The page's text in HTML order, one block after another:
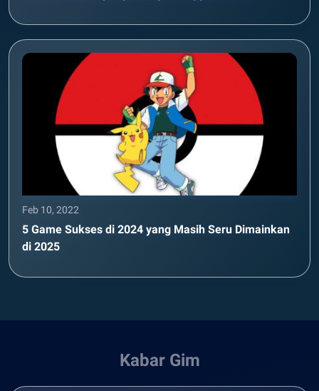
Feb 10, 2022
5 Game Sukses di 2024 yang Masih Seru Dimainkan
di 2025
Kabar Gim